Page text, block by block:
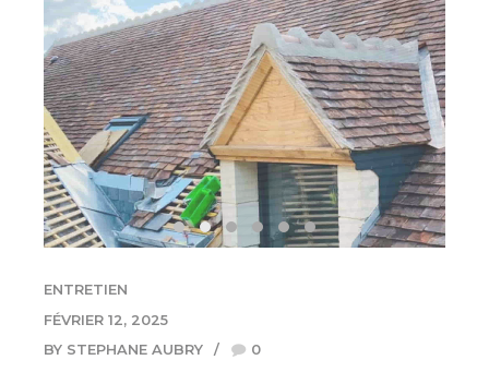
ENTRETIEN
FÉVRIER 12, 2025
BY STEPHANE AUBRY
0